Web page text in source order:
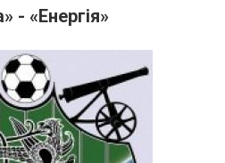
- «Енергія»